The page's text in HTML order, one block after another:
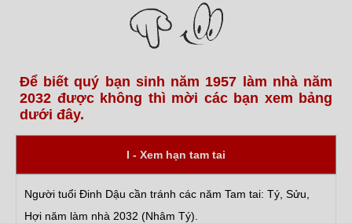
Để biết quý bạn sinh năm 1957 làm nhà năm
2032 được không thì mời các bạn xem bảng
dưới đây.
I - Xem hạn tam tai
Người tuổi Đinh Dậu cần tránh các năm Tam tai: Tý, Sửu,
Hợi năm làm nhà 2032 (Nhâm Tý).